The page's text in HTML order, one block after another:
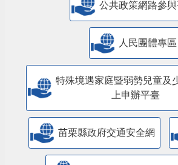
公共政策網路參與
人民團體專區
上申辦平臺
苗栗縣政府交通安全網